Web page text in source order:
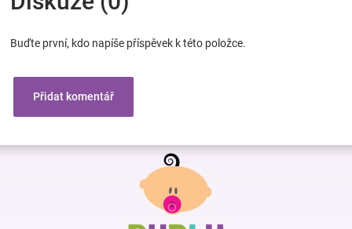
Buďte první, kdo napíše příspěvek k této položce.
Přidat komentář
Z